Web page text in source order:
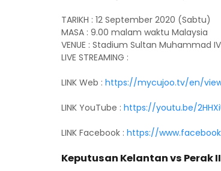
TARIKH : 12 September 2020 (Sabtu)
MASA : 9.00 malam waktu Malaysia
VENUE : Stadium Sultan Muhammad IV
LIVE STREAMING :
LINK Web : https://mycujoo.tv/en/
LINK YouTube : https://youtu.be/
LINK Facebook : https://
Keputusan Kelantan vs Perak